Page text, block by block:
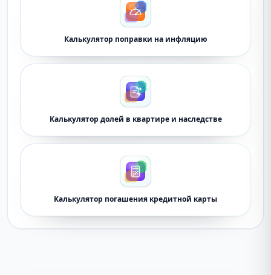
Калькулятор поправки на инфляцию
Калькулятор долей в квартире и наследстве
Калькулятор погашения кредитной карты